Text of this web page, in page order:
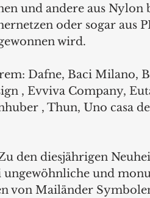
und andere aus Nylon
oder sogar aus
wird.
Dafne, Baci Milano,
, Evviva Company,
, Thun, Uno casa
den diesjährigen
ungewöhnliche und
von Mailänder